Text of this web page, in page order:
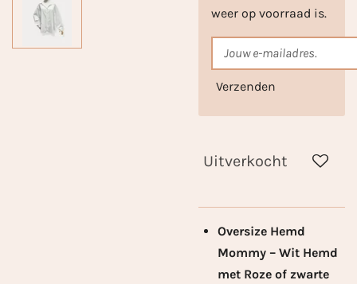
weer op voorraad is.
Verzenden
Uitverkocht
Oversize Hemd
Mommy – Wit Hemd
met Roze of zwarte